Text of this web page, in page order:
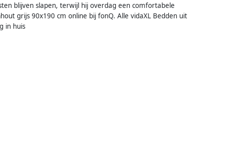
blijven slapen, terwijl hij overdag een comfortabele
grijs 90x190 cm online bij fonQ. Alle vidaXL Bedden uit
in huis